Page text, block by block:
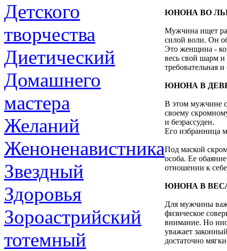
Детского
творчества
Диетический
Домашнего
мастера
Желаний
Женоненавистника
Звездный
Здоровья
Зороастрийский
тотемный
ЮНОНА ВО
Мужчина ищет
силой воли. Он
Это женщина -
весь свой шарм и
требовательная
ЮНОНА В
В этом мужчине
своему
и безрассуден.
Его избранница
Под маской
особа. Ее
отношении к
ЮНОНА В
Для мужчины
физическое
внимание. Но
уважает
достаточно